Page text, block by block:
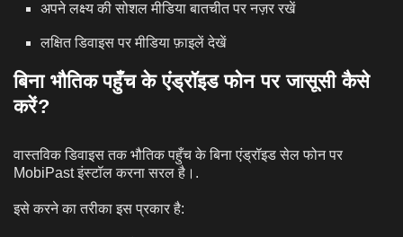
अपने लक्ष्य की सोशल मीडिया बातचीत पर नज़र रखें
लक्षित डिवाइस पर मीडिया फ़ाइलें देखें
बिना भौतिक पहुँच के एंड्रॉइड फोन पर जासूसी कैसे
करें?
वास्तविक डिवाइस तक भौतिक पहुँच के बिना एंड्रॉइड सेल फोन पर
MobiPast इंस्टॉल करना सरल है।.
इसे करने का तरीका इस प्रकार है: